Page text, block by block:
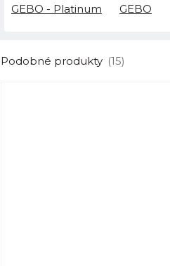
GEBO - Platinum GEBO
Podobné produkty (15)